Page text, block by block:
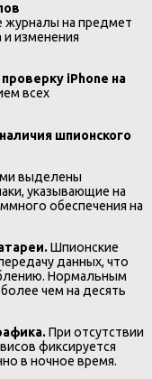
журналы на предмет
изменения
iPhone на
всех
шпионского
выделены
указывающие на
обеспечения на
Шпионские
данных, что
Нормальным
чем на десять
При отсутствии
фиксируется
в ночное время.